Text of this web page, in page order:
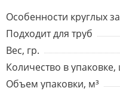
Особенности круглых
Подходит для труб
Вес, гр.
Количество в упаковке,
Объем упаковки, м³